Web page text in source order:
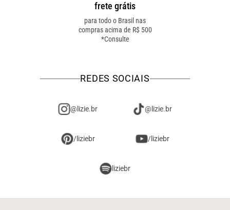
frete grátis
para todo o Brasil nas
compras acima de R$ 500
*Consulte
REDES SOCIAIS
@lizie.br @lizie.br
/liziebr /liziebr
liziebr